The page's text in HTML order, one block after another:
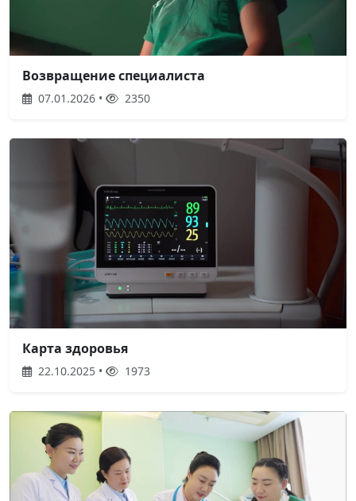
Возвращение специалиста
07.01.2026 • 2350
Карта здоровья
22.10.2025 • 1973